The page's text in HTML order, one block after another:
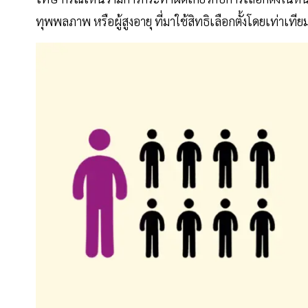
ทุพพลภาพ หรือผู้สูงอายุ ที่มาใช้สิทธิเลือกตั้งโดยเท่าเทีย